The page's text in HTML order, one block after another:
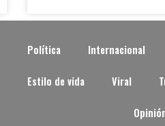
Política Internacional
Estilo de vida Viral